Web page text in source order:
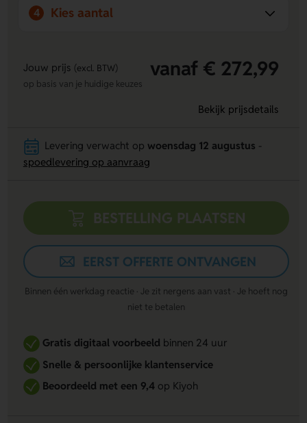
4 Kies aantal
Jouw prijs (excl. BTW) vanaf € 272,99
op basis van je huidige keuzes
Bekijk prijsdetails
Levering verwacht op woensdag 12 augustus
spoedlevering op aanvraag
BESTELLING PLAATSEN
EERST OFFERTE ONTVANGEN
Binnen één werkdag reactie · Je zit nergens aan vast · Je hoeft nog
niet te betalen
Gratis digitaal voorbeeldbinnen 24 uur
Snelle & persoonlijke klantenservice
Beoordeeld met een 9,4op Kiyoh